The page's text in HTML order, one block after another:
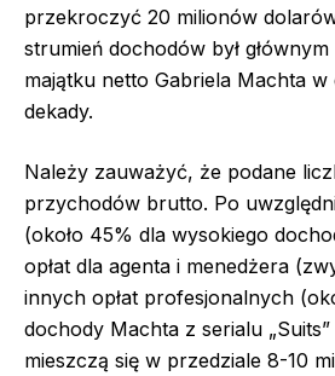
przekroczyć 20 milionów
strumień dochodów był
majątku netto Gabriela Machta w
dekady.
Należy zauważyć, że podane
przychodów brutto. Po
(około 45% dla wysokiego
opłat dla agenta i menedżera
innych opłat profesjonalnych
dochody Machta z serialu
mieszczą się w przedziale 8-10